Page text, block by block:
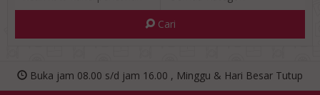
Cari
Buka jam 08.00 s/d jam 16.00 , Minggu & Hari Besar Tutup